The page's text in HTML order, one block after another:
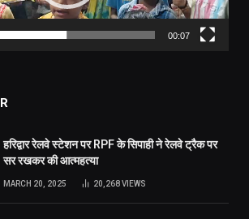
00:07
हरिद्वार रेलवे स्टेशन पर RPF के सिपाही ने रेलवे ट्रैक पर
सर रखकर की आत्महत्या
MARCH 20, 2025 20,268VIEWS